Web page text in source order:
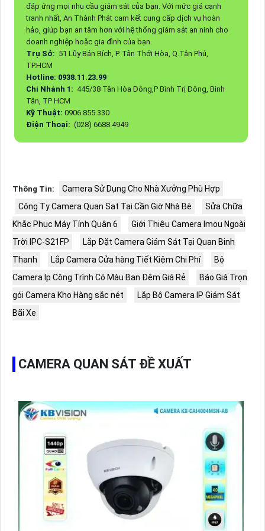
đáp ứng mọi nhu cầu giám sát của bạn. Với mức giá cạnh
tranh nhất, An Thành Phát cam kết cung cấp dịch vụ hoàn
hảo, giúp bạn an tâm hơn với hệ thống giám sát an ninh cho
doanh nghiệp hoặc gia đình của bạn.
Trụ Sở: 51 Lũy Bán Bích, P. Tân Thới Hòa, Q.Tân Phú,
TP.HCM
Hotline: 0938.11.23.99
Chi Nhánh 1: 445/38 Tân Hòa Đông,P Bình Trị Đông, Bình
Tân, TP HCM
Kỹ Thuật: 0906.855.330
Điện Thoại: (028) 6688.4949
Thông Tin:
Camera Sử Dụng Cho Nhà Xưởng Phù Hợp
Công Ty Camera Quan Sat Tại Cần Giờ Nhà Bè
Sửa Chữa
Khắc Phục Máy Tính Quận 6
Giới Thiệu Camera Imou Ngoài
Trời IPC-S21FP
Lắp Đặt Camera Giám Sát Tại Quan Binh
Thanh
Lắp Camera Cửa hàng Tiết Kiệm Chi Phí
Bộ
Camera Ip Công Trình Có Màu Ban Đêm Giá Rẻ
Báo Giá Trọn
gói Camera Kho Hàng sắc nét
Lắp Bộ Camera IP Giám Sát
Bãi Xe
CAMERA QUAN SÁT ĐỀ XUẤT